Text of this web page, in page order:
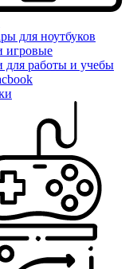
для ноутбуков
игровые
для работы и учебы